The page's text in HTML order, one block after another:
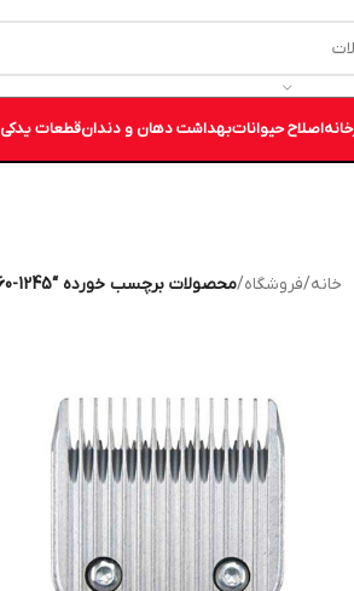
اصلاح حیواناتبهداشت دهان و دندانقطعات یدکی
خانه/فروشگاه/محصولات برچسب خورده “1245-7360”